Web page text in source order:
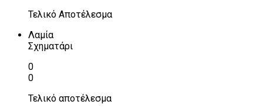
Τελικό Αποτέλεσμα
Λαμία
Σχηματάρι
0
0
Τελικό αποτέλεσμα